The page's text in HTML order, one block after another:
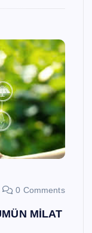
0 Comments
MİLAT